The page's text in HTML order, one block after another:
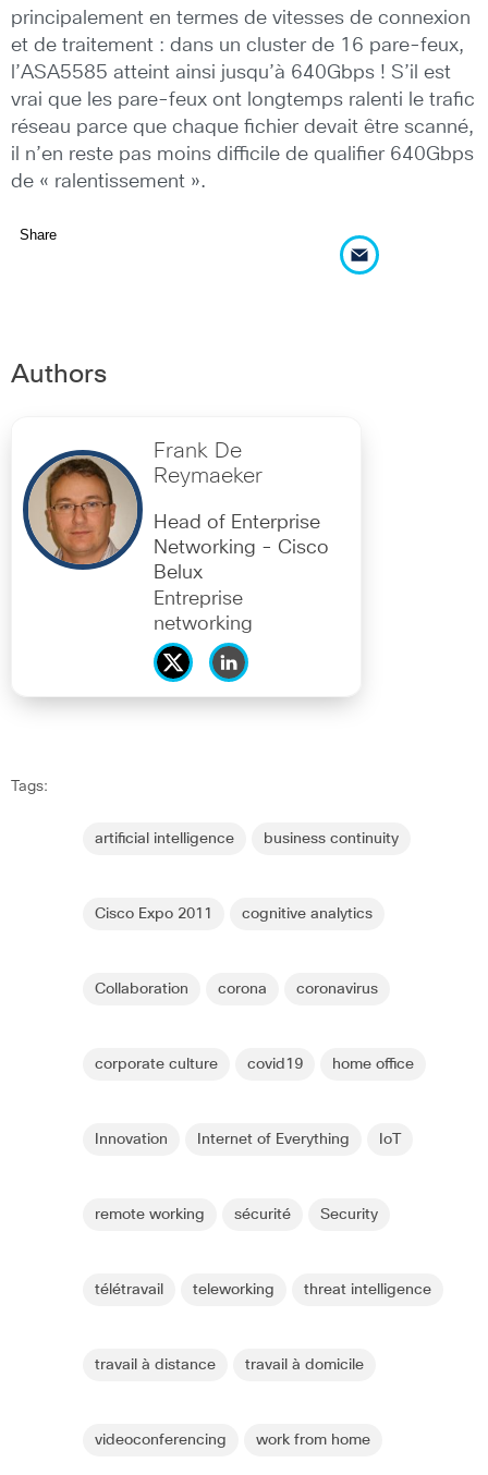
principalement en termes de vitesses de connexion
et de traitement : dans un cluster de 16 pare-feux,
l’ASA5585 atteint ainsi jusqu’à 640Gbps ! S’il est
vrai que les pare-feux ont longtemps ralenti le trafic
réseau parce que chaque fichier devait être scanné,
il n’en reste pas moins difficile de qualifier 640Gbps
de « ralentissement ».
Share
Authors
Frank De
Reymaeker
Head of Enterprise
Networking - Cisco
Belux
Entreprise
networking
Tags:
artificial intelligence business continuity
Cisco Expo 2011 cognitive analytics
Collaboration corona coronavirus
corporate culture covid19 home office
Innovation Internet of Everything IoT
remote working sécurité Security
télétravail teleworking threat intelligence
travail à distance travail à domicile
videoconferencing work from home